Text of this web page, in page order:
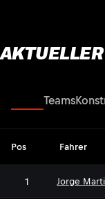
Teams
Pos Fahrer
1 Jorge